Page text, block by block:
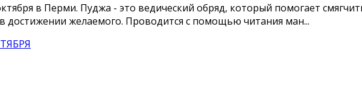
в Перми. Пуджа - это ведический обряд, который помогает
желаемого. Проводится с помощью читания ман...